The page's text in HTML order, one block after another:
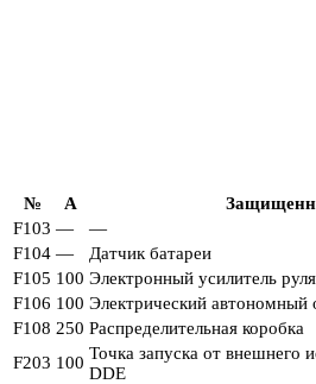
№ A
F103 —
—
F104 —
Датчик батареи
F105 100 Электронный усилитель
F106 100 Электрический автономный
F108 250 Распределительная коробка
F203 100 Точка запуска от внешнего
DDE